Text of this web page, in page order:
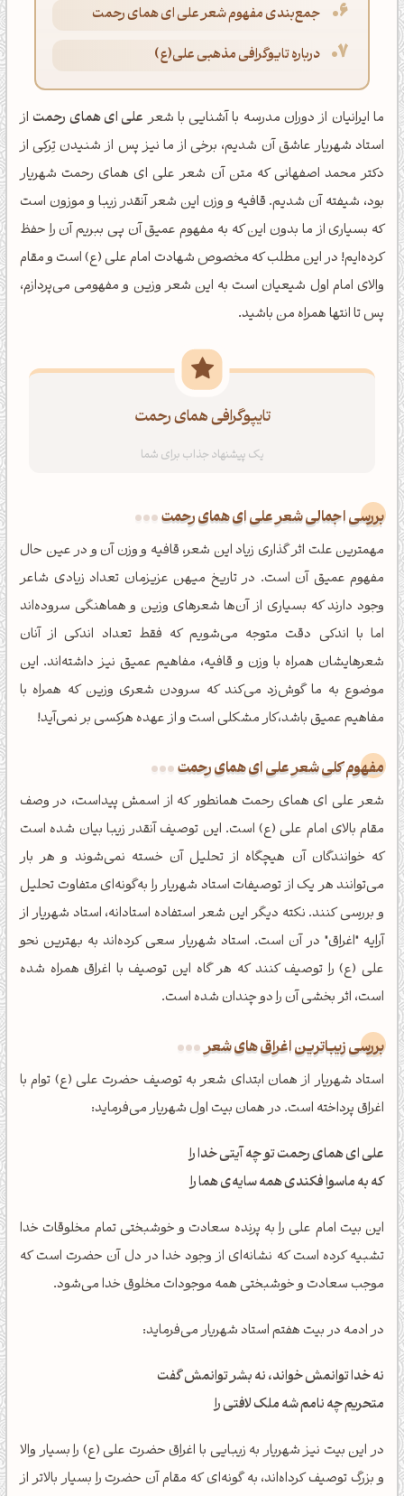
جمع‌بندی مفهوم شعر علی ای همای رحمت
درباره تایوگرافی مذهبی علی(ع)
ما ایرانیان از دوران مدرسه با آشنایی با شعر علی ای همای رحمتاز
استاد شهریار عاشق آن شدیم، برخی از ما نیز پس از شنیدن تِرکی از
دکتر محمد اصفهانی که متن آن شعر علی ای همای رحمت شهریار
بود، شیفته آن شدیم. قافیه و وزن این شعر آنقدر زیبا و موزون است
که بسیاری از ما بدون این که به مفهوم عمیق آن پی ببریم آن را حفظ
کرده‌ایم! در این مطلب که مخصوص شهادت امام علی (ع) است و مقام
والای امام اول شیعیان است به این شعر وزین و مفهومی می‌پردازم،
پس تا انتها همراه من باشید.
تایپوگرافی همای رحمت
بررسی اجمالی شعر علی ای همای رحمت
مهمترین علت اثر گذاری زیاد این شعر، قافیه و وزن آن و در عین حال
مفهوم عمیق آن است. در تاریخ میهن عزیزمان تعداد زیادی شاعر
وجود دارند که بسیاری از آن‌ها شعرهای وزین و هماهنگی سروده‌اند
اما با اندکی دقت متوجه می‌شویم که فقط تعداد اندکی از آنان
شعرهایشان همراه با وزن و قافیه، مفاهیم عمیق نیز داشته‌اند. این
موضوع به ما گوش‌زد می‌کند که سرودن شعری وزین که همراه با
مفاهیم عمیق باشد،کار مشکلی است و از عهده هرکسی بر نمی‌آید!
مفهوم کلی شعر علی ای همای رحمت
شعر علی ای همای رحمت همانطور که از اسمش پیداست، در وصف
مقام بالای امام علی (ع) است. این توصیف آنقدر زیبا بیان شده است
که خوانندگان آن هیچگاه از تحلیل آن خسته نمی‌شوند و هر بار
می‌توانند هر یک از توصیفات استاد شهریار را به‌گونه‌ای متفاوت تحلیل
و بررسی کنند. نکته دیگر این شعر استفاده استادانه، استاد شهریار از
آرایه "اغراق" در آن است. استاد شهریار سعی کرده‌اند به بهترین نحو
علی (ع) را توصیف کنند که هر گاه این توصیف با اغراق همراه شده
است، اثر بخشی آن را دو چندان شده است.
بررسی زیباترین اغراق های شعر
استاد شهریار از همان ابتدای شعر به توصیف حضرت علی (ع) توام با
اغراق پرداخته است. در همان بیت اول شهریار می‌فرماید:
علی ای همای رحمت تو چه آيتی خدا را
که به ماسوا فکندی همه سایه‌ی هما را
این بیت امام علی را به پرنده سعادت و خوشبختی تمام مخلوقات خدا
تشبیه کرده است که نشانه‌ای از وجود خدا در دل آن حضرت است که
موجب سعادت و خوشبختی همه موجودات مخلوق خدا می‌شود.
در ادمه در بیت هفتم استاد شهریار می‌فرماید:
نه خدا توانمش خواند، نه بشر توانمش گفت
متحریم چه نامم شه ملک لافتی را
در این بیت نیز شهریار به زیبایی با اغراق حضرت علی (ع) را بسیار والا
و بزرگ توصیف کرداه‌اند، به گونه‌ای که مقام آن حضرت را بسیار بالاتر از